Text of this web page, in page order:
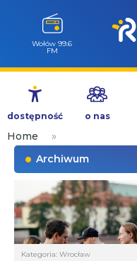
Przejdź
treści
Wołów 99.6
FM
dostępność o nas
Home
»
Archiwum
Kategoria: Wrocław